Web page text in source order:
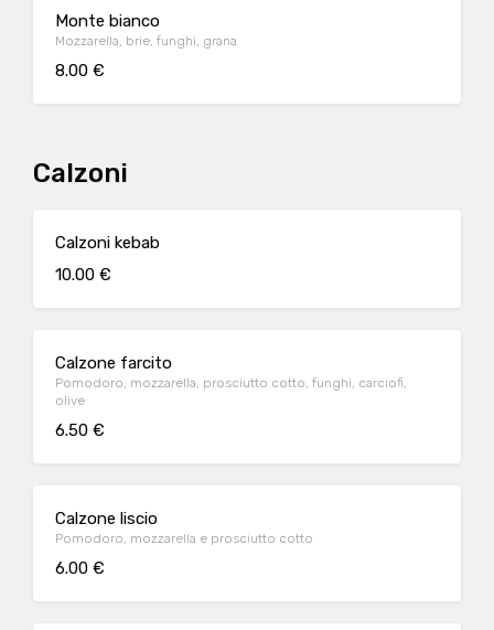
Monte bianco
Mozzarella, brie, funghi, grana
8.00 €
Calzoni
Calzoni kebab
10.00 €
Calzone farcito
Pomodoro, mozzarella, prosciutto cotto, funghi, carciofi,
olive
6.50 €
Calzone liscio
Pomodoro, mozzarella e prosciutto cotto
6.00 €